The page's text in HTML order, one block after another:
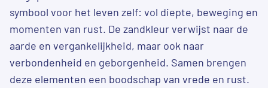
symbool voor het leven zelf: vol diepte, beweging en
momenten van rust. De zandkleur verwijst naar de
aarde en vergankelijkheid, maar ook naar
verbondenheid en geborgenheid. Samen brengen
deze elementen een boodschap van vrede en rust.